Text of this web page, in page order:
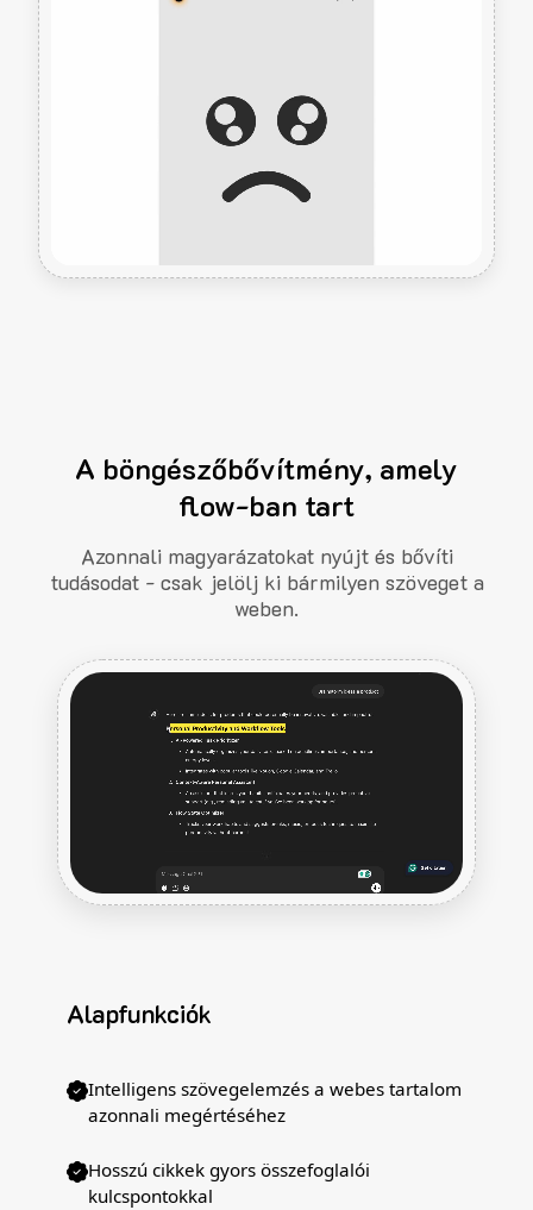
A böngészőbővítmény, amely
flow-ban tart
Azonnali magyarázatokat nyújt és bővíti
tudásodat - csak jelölj ki bármilyen szöveget a
weben.
Alapfunkciók
Intelligens szövegelemzés a webes tartalom
azonnali megértéséhez
Hosszú cikkek gyors összefoglalói
kulcspontokkal